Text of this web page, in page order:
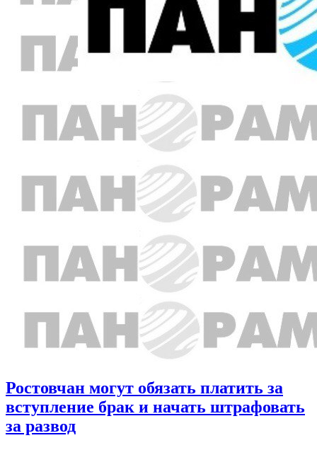
Ростовчан могут обязать платить за
вступление брак и начать штрафовать
за развод